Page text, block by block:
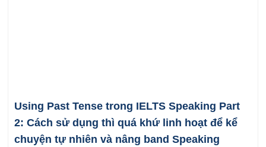
Using Past Tense trong IELTS Speaking Part
2: Cách sử dụng thì quá khứ linh hoạt để kể
chuyện tự nhiên và nâng band Speaking